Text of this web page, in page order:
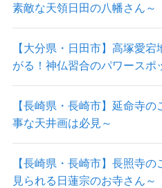
素敵な天領日田の八幡さん～
【大分県・日田市】高塚愛
がる！神仏習合のパワースポ
【長崎県・長崎市】延命寺
事な天井画は必見～
【長崎県・長崎市】長照寺
見られる日蓮宗のお寺さん～